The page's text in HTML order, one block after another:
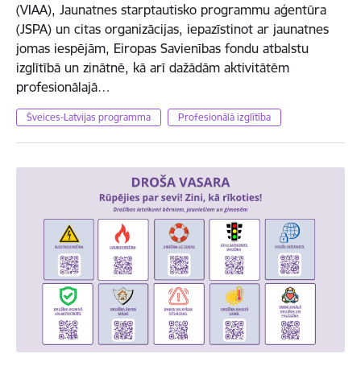
(VIAA), Jaunatnes starptautisko programmu aģentūra
(JSPA) un citas organizācijas, iepazīstinot ar jaunatnes
jomas iespējām, Eiropas Savienības fondu atbalstu
izglītībā un zinātnē, kā arī dažādām aktivitātēm
profesionālajā…
Šveices-Latvijas programma Profesionālā izglītība